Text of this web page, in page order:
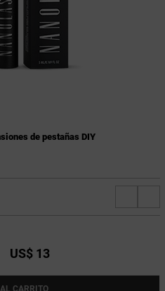
de pestañas DIY
US$ 13
CARRITO